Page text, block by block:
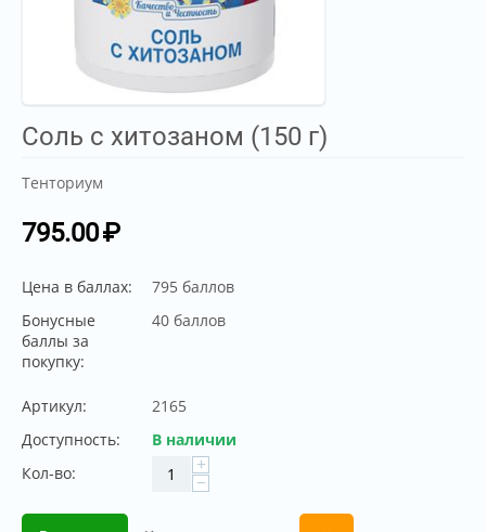
Соль с хитозаном (150 г)
Тенториум
795.00₽
Цена в баллах:
795 баллов
Бонусные
баллы за
покупку:
40 баллов
Артикул:
2165
Доступность:
В наличии
Кол-во:
+
−